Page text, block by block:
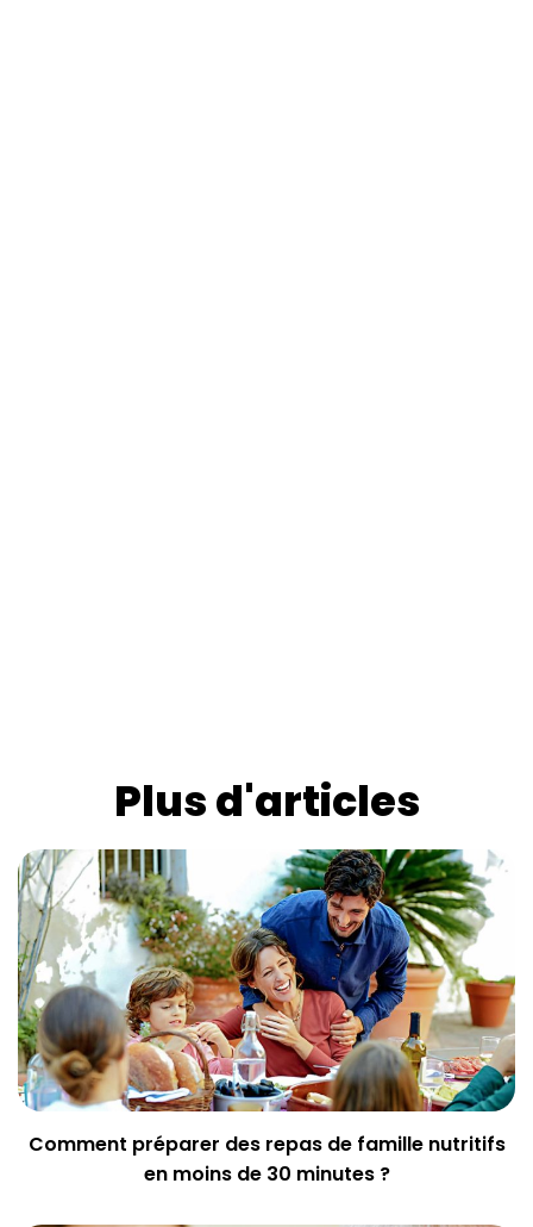
Plus d'articles
Comment préparer des repas de famille nutritifs
en moins de 30 minutes ?